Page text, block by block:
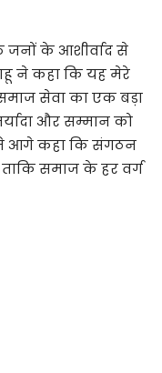
जनों के आशीर्वाद से
ने कहा कि यह मेरे
सेवा का एक बड़ा
और सम्मान को
आगे कहा कि संगठन
ताकि समाज के हर वर्ग